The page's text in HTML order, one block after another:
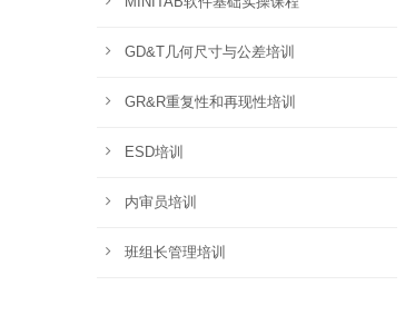
GD&T几何尺寸与公差培训
GR&R重复性和再现性培训
ESD培训
内审员培训
班组长管理培训